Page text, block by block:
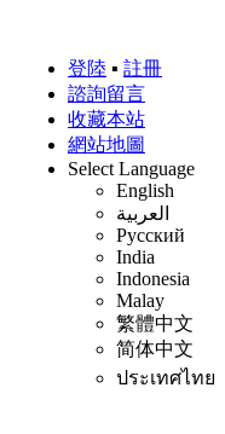
登陸 ▪ 註冊
諮詢留言
收藏本站
網站地圖
Select Language
English
العربية
Русский
India
Indonesia
Malay
繁體中文
简体中文
ประเทศไทย